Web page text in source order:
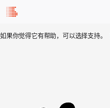
如果你觉得它有帮助，可以选择支持。